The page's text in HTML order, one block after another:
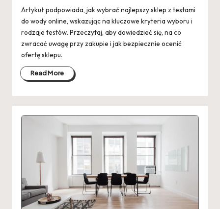
Artykuł podpowiada, jak wybrać najlepszy sklep z testami
do wody online, wskazując na kluczowe kryteria wyboru i
rodzaje testów. Przeczytaj, aby dowiedzieć się, na co
zwracać uwagę przy zakupie i jak bezpiecznie ocenić
ofertę sklepu.
Read More